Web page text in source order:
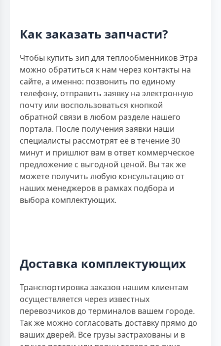
Как заказать запчасти?
Чтобы купить зип для теплообменников Этра
можно обратиться к нам через контакты на
сайте, а именно: позвонить по единому
телефону, отправить заявку на электронную
почту или воспользоваться кнопкой
обратной связи в любом разделе нашего
портала. После получения заявки наши
специалисты рассмотрят её в течение 30
минут и пришлют вам в ответ коммерческое
предложение с выгодной ценой. Вы так же
можете получить любую консультацию от
наших менеджеров в рамках подбора и
выбора комплектующих.
Доставка комплектующих
Транспортировка заказов нашим клиентам
осуществляется через известных
перевозчиков до терминалов вашем городе.
Так же можно согласовать доставку прямо до
ваших дверей. Все грузы застрахованы и в